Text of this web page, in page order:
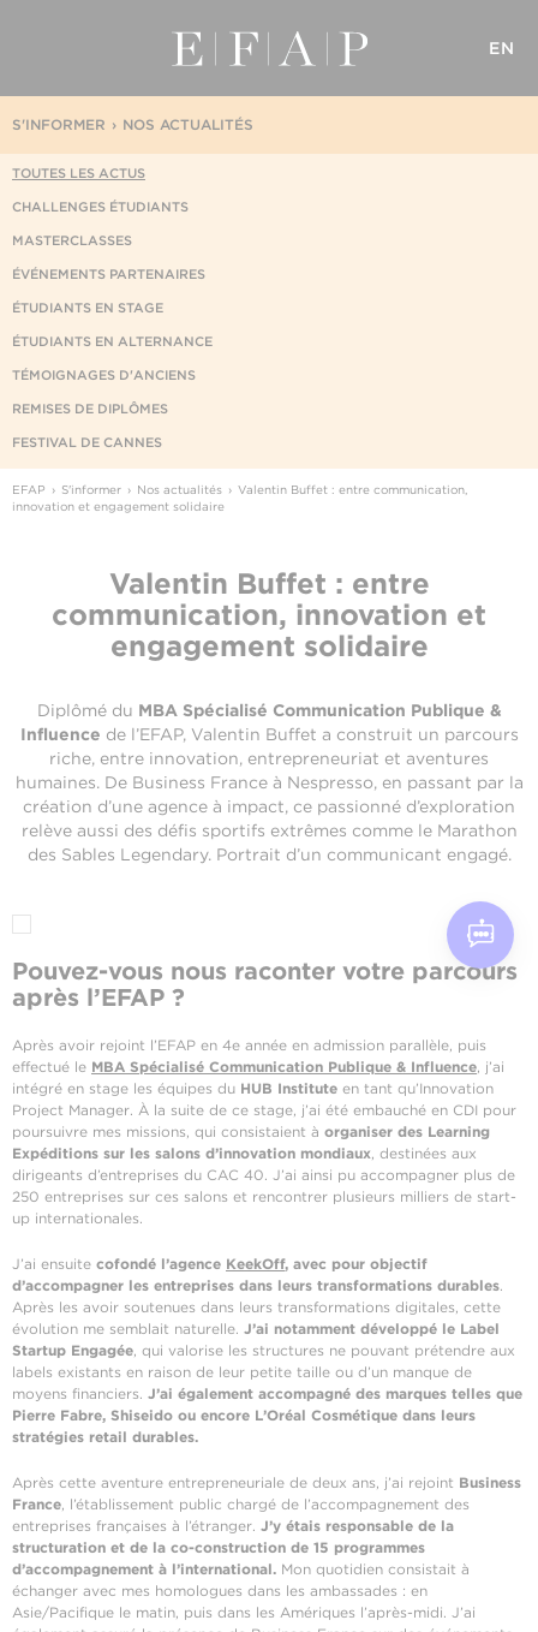
EN
NOS ACTUALITÉS
S'INFORMER
TOUTES LES ACTUS
CHALLENGES ÉTUDIANTS
MASTERCLASSES
ÉVÉNEMENTS PARTENAIRES
ÉTUDIANTS EN STAGE
ÉTUDIANTS EN ALTERNANCE
TÉMOIGNAGES D'ANCIENS
REMISES DE DIPLÔMES
FESTIVAL DE CANNES
EFAP S'informer Nos actualités
Valentin Buffet : entre communication,
innovation et engagement solidaire
Valentin Buffet : entre
communication, innovation et
engagement solidaire
Diplômé du MBA Spécialisé Communication Publique &
Influence de l’EFAP, Valentin Buffet a construit un parcours
riche, entre innovation, entrepreneuriat et aventures
humaines. De Business France à Nespresso, en passant par la
création d’une agence à impact, ce passionné d’exploration
relève aussi des défis sportifs extrêmes comme le Marathon
des Sables Legendary. Portrait d’un communicant engagé.
Pouvez-vous nous raconter votre parcours
après l’EFAP ?
Après avoir rejoint l’EFAP en 4e année en admission parallèle, puis
effectué le MBA Spécialisé Communication Publique & Influence, j’ai
intégré en stage les équipes du HUB Institute en tant qu’Innovation
Project Manager. À la suite de ce stage, j’ai été embauché en CDI pour
poursuivre mes missions, qui consistaient à organiser des Learning
Expéditions sur les salons d’innovation mondiaux, destinées aux
dirigeants d’entreprises du CAC 40. J’ai ainsi pu accompagner plus de
250 entreprises sur ces salons et rencontrer plusieurs milliers de start-
up internationales.
J’ai ensuite cofondé l’agence KeekOff, avec pour objectif
d’accompagner les entreprises dans leurs transformations durables.
Après les avoir soutenues dans leurs transformations digitales, cette
évolution me semblait naturelle. J’ai notamment développé le Label
Startup Engagée, qui valorise les structures ne pouvant prétendre aux
labels existants en raison de leur petite taille ou d’un manque de
moyens financiers. J’ai également accompagné des marques telles que
Pierre Fabre, Shiseido ou encore L’Oréal Cosmétique dans leurs
stratégies retail durables.
Après cette aventure entrepreneuriale de deux ans, j’ai rejoint Business
France, l’établissement public chargé de l’accompagnement des
entreprises françaises à l’étranger. J’y étais responsable de la
structuration et de la co-construction de 15 programmes
d’accompagnement à l’international. Mon quotidien consistait à
échanger avec mes homologues dans les ambassades : en
Asie/Pacifique le matin, puis dans les Amériques l’après-midi. J’ai